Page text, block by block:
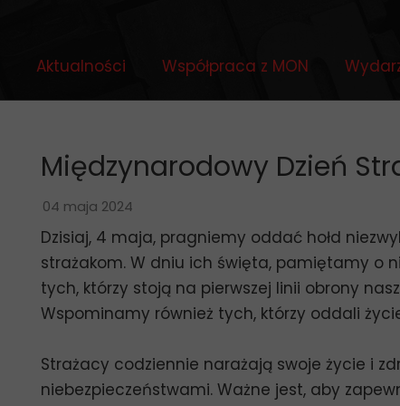
Aktualności Współpraca z MON
Międzynarodowy Dzień
04 maja 2024
Dzisiaj, 4 maja, pragniemy oddać hołd
strażakom. W dniu ich święta, pamiętamy o
tych, którzy stoją na pierwszej linii obrony
Wspominamy również tych, którzy oddali
Strażacy codziennie narażają swoje życie i
niebezpieczeństwami. Ważne jest, aby